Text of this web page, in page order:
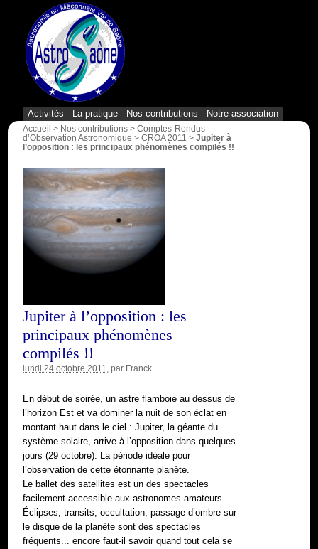
Activités La pratique Nos contributions Notre association
Accueil > Nos contributions > Comptes-Rendus
d’Observation Astronomique > CROA 2011 > Jupiter à
l’opposition : les principaux phénomènes compilés !!
Jupiter à l’opposition : les
principaux phénomènes
compilés !!
lundi 24 octobre 2011 , par Franck
En début de soirée, un astre flamboie au dessus de
l’horizon Est et va dominer la nuit de son éclat en
montant haut dans le ciel : Jupiter, la géante du
système solaire, arrive à l’opposition dans quelques
jours (29 octobre). La période idéale pour
l’observation de cette étonnante planète.
Le ballet des satellites est un des spectacles
facilement accessible aux astronomes amateurs.
Éclipses, transits, occultation, passage d’ombre sur
le disque de la planète sont des spectacles
fréquents... encore faut-il savoir quand tout cela se